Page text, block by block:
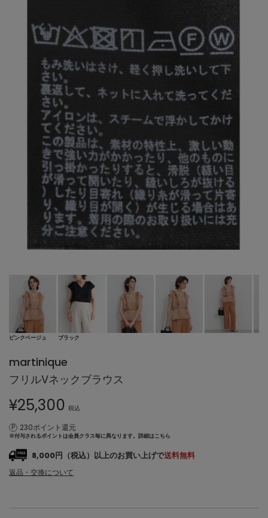
ピンクベージュ ブラック
martinique
フリルVネックブラウス
¥25,300 税込
230ポイント還元
※付与されるポイントは会員クラス毎に異なります。 詳細はこちら
8,000円（税込）以上のお買い上げで送料無料
返品・交換について